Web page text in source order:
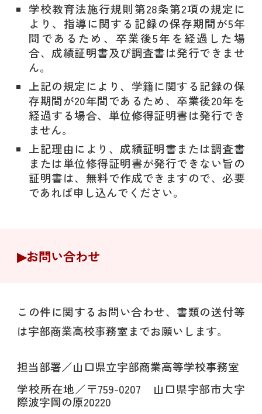
学校教育法施行規則第28条第2項の規定に
より、指導に関する記録の保存期間が5年
間であるため、卒業後5年を経過した場
合、成績証明書及び調査書は発行できませ
ん。
上記の規定により、学籍に関する記録の保
存期間が20年間であるため、卒業後20年を
経過する場合、単位修得証明書は発行でき
ません。
上記理由により、成績証明書または調査書
または単位修得証明書が発行できない旨の
証明書は、無料で作成できますので、必要
であれば申し込んでください。
▶︎お問い合わせ
この件に関するお問い合わせ、書類の送付等
は宇部商業高校事務室までお願いします。
担当部署／山口県立宇部商業高等学校事務室
学校所在地／〒759-0207 山口県宇部市大字
際波字岡の原20220